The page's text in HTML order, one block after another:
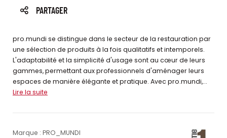
PARTAGER
pro.mundi se distingue dans le secteur de la restauration par
une sélection de produits à la fois qualitatifs et intemporels.
L'adaptabilité et la simplicité d'usage sont au cœur de leurs
gammes, permettant aux professionnels d'aménager leurs
espaces de manière élégante et pratique. Avec pro.mundi,...
Lire la suite
Marque : PRO_MUNDI